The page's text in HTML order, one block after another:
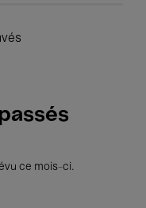
ce mois-ci.